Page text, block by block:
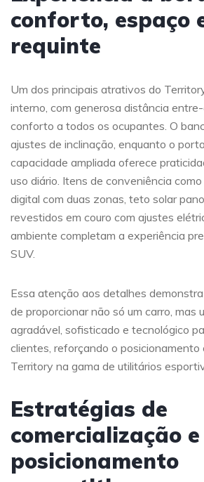
conforto, espaço
requinte
Um dos principais atrativos do
interno, com generosa distância
conforto a todos os ocupantes. O
ajustes de inclinação, enquanto o
capacidade ampliada oferece
uso diário. Itens de conveniência
digital com duas zonas, teto solar
revestidos em couro com ajustes
ambiente completam a experiência
SUV.
Essa atenção aos detalhes
de proporcionar não só um carro, mas
agradável, sofisticado e tecnológico
clientes, reforçando o
Territory na gama de utilitários
Estratégias de
comercialização e
posicionamento